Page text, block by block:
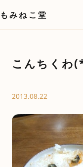
もみねこ堂
こんちく
2013.08.22